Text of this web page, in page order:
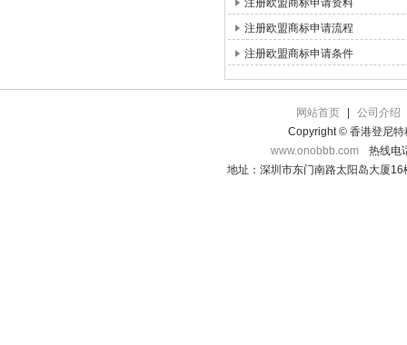
注册欧盟商标申请资料
注册欧盟商标申请流程
注册欧盟商标申请条件
网站首页
公司介绍
Copyright © 香港登尼特
www.onobbb.com
热线电
地址：深圳市东门南路太阳岛大厦